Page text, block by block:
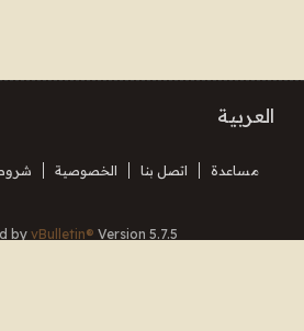
العربية
مساعدة اتصل بنا الخصوصية
byvBulletin® Version 5.7.5